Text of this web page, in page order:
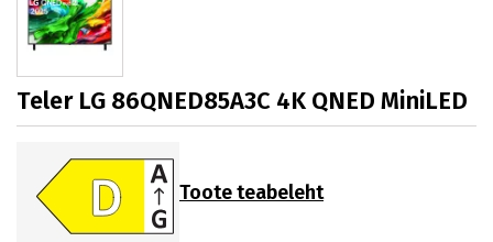
Teler LG 86QNED85A3C 4K QNED MiniLED
Toote teabeleht